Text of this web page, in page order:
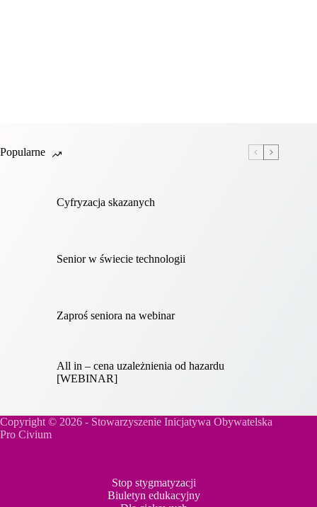
Popularne
Cyfryzacja skazanych
Senior w świecie technologii
Zaproś seniora na webinar
All in – cena uzależnienia od hazardu
[WEBINAR]
Copyright © 2026 - Stowarzyszenie Inicjatywa Obywatelska
Pro Civium
Stop stygmatyzacji
Biuletyn edukacyjny